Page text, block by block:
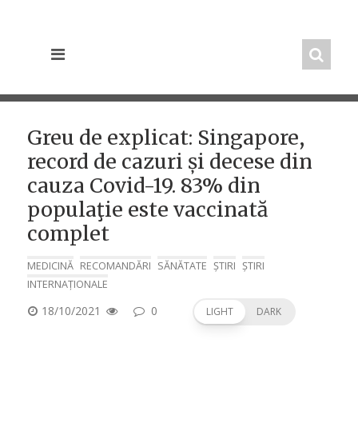
Greu de explicat: Singapore,
record de cazuri și decese din
cauza Covid-19. 83% din
populaţie este vaccinată
complet
MEDICINĂ RECOMANDĂRI SĂNĂTATE ȘTIRI ȘTIRI
INTERNAȚIONALE
POSTED
18/10/2021 0 LIGHT DARK